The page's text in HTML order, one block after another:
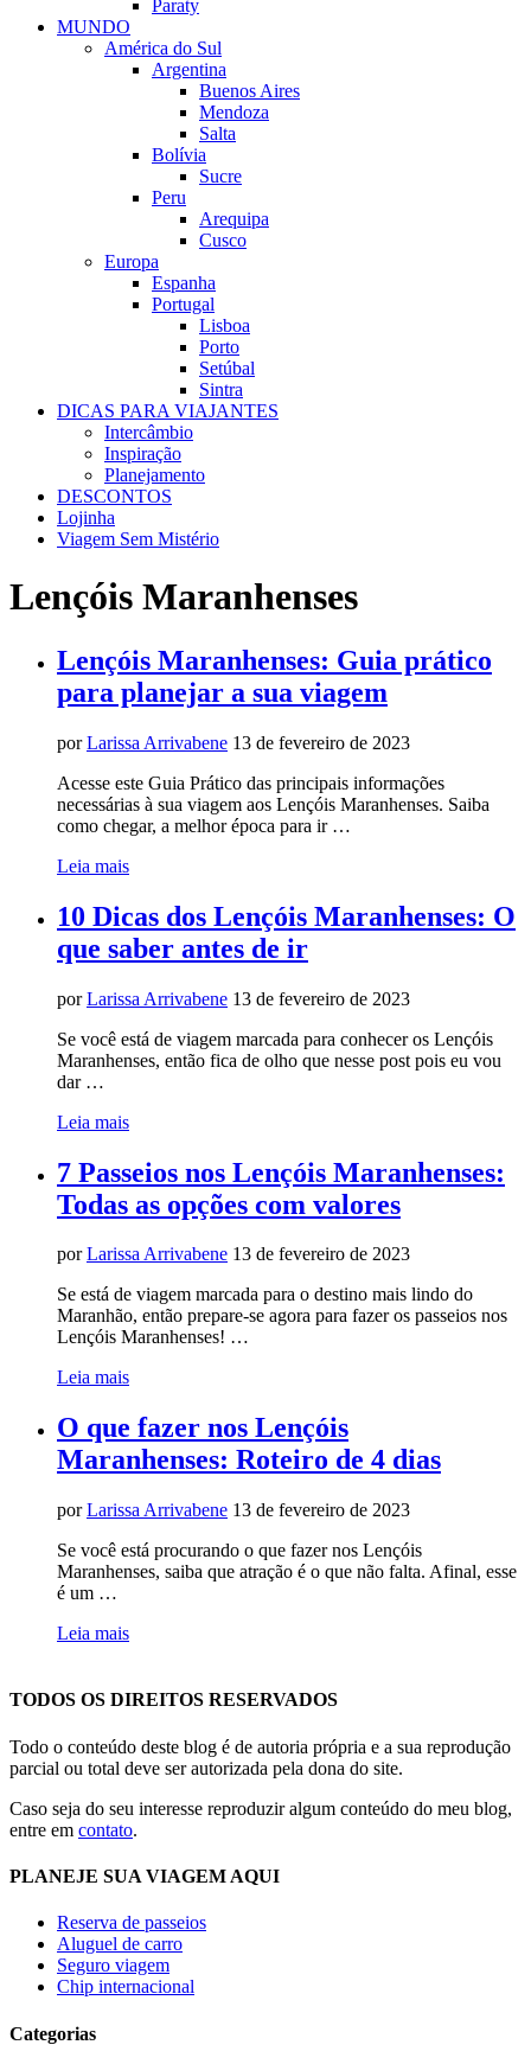
Paraty
MUNDO
América do Sul
Argentina
Buenos Aires
Mendoza
Salta
Bolívia
Sucre
Peru
Arequipa
Cusco
Europa
Espanha
Portugal
Lisboa
Porto
Setúbal
Sintra
DICAS PARA VIAJANTES
Intercâmbio
Inspiração
Planejamento
DESCONTOS
Lojinha
Viagem Sem Mistério
Lençóis Maranhenses
Lençóis Maranhenses: Guia prático
para planejar a sua viagem
porLarissa Arrivabene 13 de fevereiro de 2023
Acesse este Guia Prático das principais informações
necessárias à sua viagem aos Lençóis Maranhenses. Saiba
como chegar, a melhor época para ir …
Leia mais
10 Dicas dos Lençóis Maranhenses: O
que saber antes de ir
porLarissa Arrivabene 13 de fevereiro de 2023
Se você está de viagem marcada para conhecer os Lençóis
Maranhenses, então fica de olho que nesse post pois eu vou
dar …
Leia mais
7 Passeios nos Lençóis Maranhenses:
Todas as opções com valores
porLarissa Arrivabene 13 de fevereiro de 2023
Se está de viagem marcada para o destino mais lindo do
Maranhão, então prepare-se agora para fazer os passeios nos
Lençóis Maranhenses! …
Leia mais
O que fazer nos Lençóis
Maranhenses: Roteiro de 4 dias
porLarissa Arrivabene 13 de fevereiro de 2023
Se você está procurando o que fazer nos Lençóis
Maranhenses, saiba que atração é o que não falta. Afinal, esse
é um …
Leia mais
TODOS OS DIREITOS RESERVADOS
Todo o conteúdo deste blog é de autoria própria e a sua reprodução
parcial ou total deve ser autorizada pela dona do site.
Caso seja do seu interesse reproduzir algum conteúdo do meu blog,
entre em contato.
PLANEJE SUA VIAGEM AQUI
Reserva de passeios
Aluguel de carro
Seguro viagem
Chip internacional
Categorias